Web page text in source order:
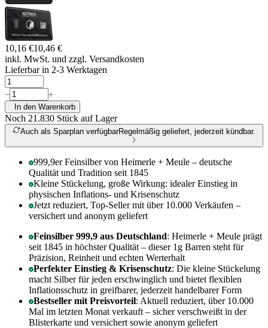
10,16 €10,46 €
inkl. MwSt. und zzgl. Versandkosten
Lieferbar in 2-3 Werktagen
In den Warenkorb
Noch 21.830 Stück auf Lager
Auch als Sparplan verfügbarRegelmäßig geliefert, jederzeit kündbar.
999,9er Feinsilber von Heimerle + Meule – deutsche
Qualität und Tradition seit 1845
Kleine Stückelung, große Wirkung: idealer Einstieg in
physischen Inflations- und Krisenschutz
Jetzt reduziert, Top-Seller mit über 10.000 Verkäufen –
versichert und anonym geliefert
Feinsilber 999,9 aus Deutschland: Heimerle + Meule prägt
seit 1845 in höchster Qualität – dieser 1g Barren steht für
Präzision, Reinheit und echten Werterhalt
Perfekter Einstieg & Krisenschutz: Die kleine Stückelung
macht Silber für jeden erschwinglich und bietet flexiblen
Inflationsschutz in greifbarer, jederzeit handelbarer Form
Bestseller mit Preisvorteil: Aktuell reduziert, über 10.000
Mal im letzten Monat verkauft – sicher verschweißt in der
Blisterkarte und versichert sowie anonym geliefert